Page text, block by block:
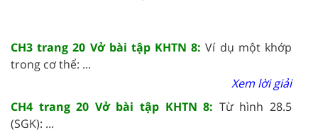
CH3 trang 20 Vở bài tập KHTN 8:Ví dụ một khớp
trong cơ thể: ...
Xem lời giải
CH4 trang 20 Vở bài tập KHTN 8: Từ hình 28.5
(SGK): ...